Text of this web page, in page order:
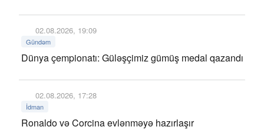
02.08.2026, 19:09
Gündəm
Dünya çempionatı: Güləşçimiz gümüş medal qazandı
02.08.2026, 17:28
İdman
Ronaldo və Corcina evlənməyə hazırlaşır